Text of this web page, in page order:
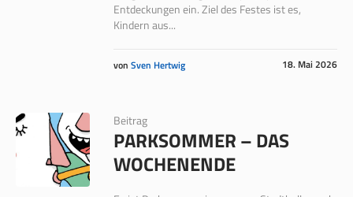
Entdeckungen ein. Ziel des Festes ist es,
Kindern aus...
18. Mai 2026
von Sven Hertwig
Beitrag
PARKSOMMER – DAS
WOCHENENDE